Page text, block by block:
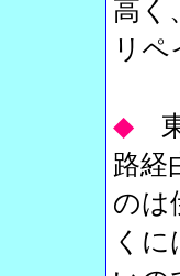
高く
リ
◆
路経
のは
く